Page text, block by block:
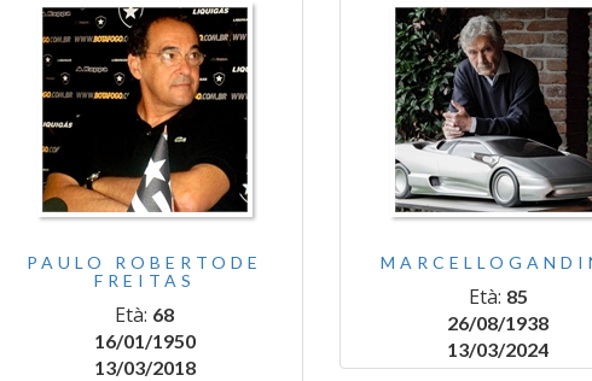
PAULO ROBERTODE
FREITAS
Età: 68
16/01/1950
13/03/2018
Età: 85
26/08/1938
13/03/2024